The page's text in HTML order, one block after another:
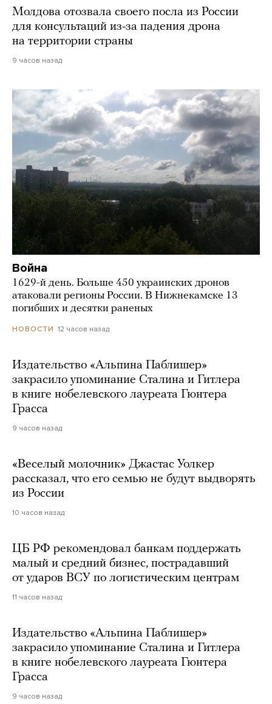
Молдова отозвала своего посла из России
для консультаций из-за падения дрона
на территории страны
9 часов назад
Война
1629-й день. Больше 450 украинских дронов
атаковали регионы России. В Нижнекамске 13
погибших и десятки раненых
НОВОСТИ 12 часов назад
Издательство «Альпина Паблишер»
закрасило упоминание Сталина и Гитлера
в книге нобелевского лауреата Гюнтера
Грасса
9 часов назад
«Веселый молочник» Джастас Уолкер
рассказал, что его семью не будут выдворять
из России
10 часов назад
ЦБ РФ рекомендовал банкам поддержать
малый и средний бизнес, пострадавший
от ударов ВСУ по логистическим центрам
11 часов назад
Издательство «Альпина Паблишер»
закрасило упоминание Сталина и Гитлера
в книге нобелевского лауреата Гюнтера
Грасса
9 часов назад